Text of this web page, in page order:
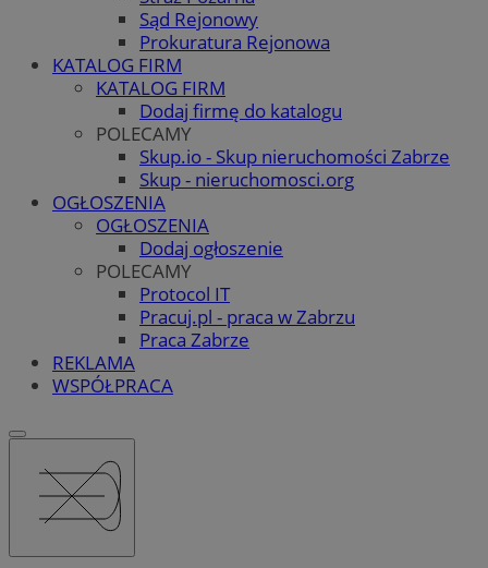
Sąd Rejonowy
Prokuratura Rejonowa
KATALOG FIRM
KATALOG FIRM
Dodaj firmę do katalogu
POLECAMY
Skup.io - Skup nieruchomości Zabrze
Skup - nieruchomosci.org
OGŁOSZENIA
OGŁOSZENIA
Dodaj ogłoszenie
POLECAMY
Protocol IT
Pracuj.pl - praca w Zabrzu
Praca Zabrze
REKLAMA
WSPÓŁPRACA